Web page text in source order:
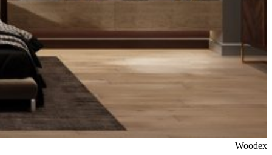
Woodex